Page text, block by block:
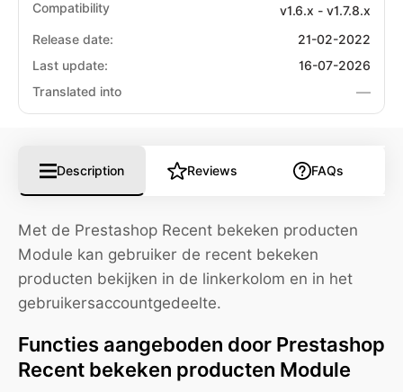
Compatibility
v1.6.x - v1.7.8.x
Release date:
21-02-2022
Last update:
16-07-2026
Translated into
—
Description Reviews FAQs
Met de Prestashop Recent bekeken producten
Module kan gebruiker de recent bekeken
producten bekijken in de linkerkolom en in het
gebruikersaccountgedeelte.
Functies aangeboden door Prestashop
Recent bekeken producten Module